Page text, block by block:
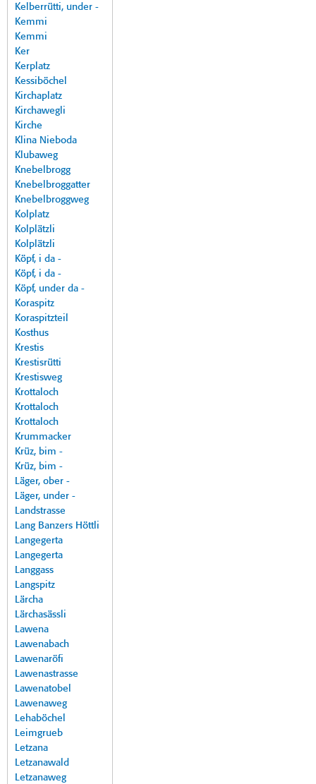
Kelberrütti, under -
Kemmi
Kemmi
Ker
Kerplatz
Kessiböchel
Kirchaplatz
Kirchawegli
Kirche
Klina Nieboda
Klubaweg
Knebelbrogg
Knebelbroggatter
Knebelbroggweg
Kolplatz
Kolplätzli
Kolplätzli
Köpf, i da -
Köpf, i da -
Köpf, under da -
Koraspitz
Koraspitzteil
Kosthus
Krestis
Krestisrütti
Krestisweg
Krottaloch
Krottaloch
Krottaloch
Krummacker
Krüz, bim -
Krüz, bim -
Läger, ober -
Läger, under -
Landstrasse
Lang Banzers Höttli
Langegerta
Langegerta
Langgass
Langspitz
Lärcha
Lärchasässli
Lawena
Lawenabach
Lawenaröfi
Lawenastrasse
Lawenatobel
Lawenaweg
Lehaböchel
Leimgrueb
Letzana
Letzanawald
Letzanaweg